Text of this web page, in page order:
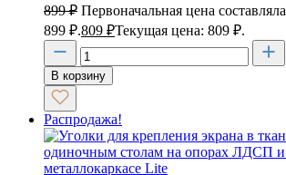
899₽ Первоначальная цена составляла
899 ₽.809 ₽Текущая цена: 809 ₽.
В корзину
Распродажа!